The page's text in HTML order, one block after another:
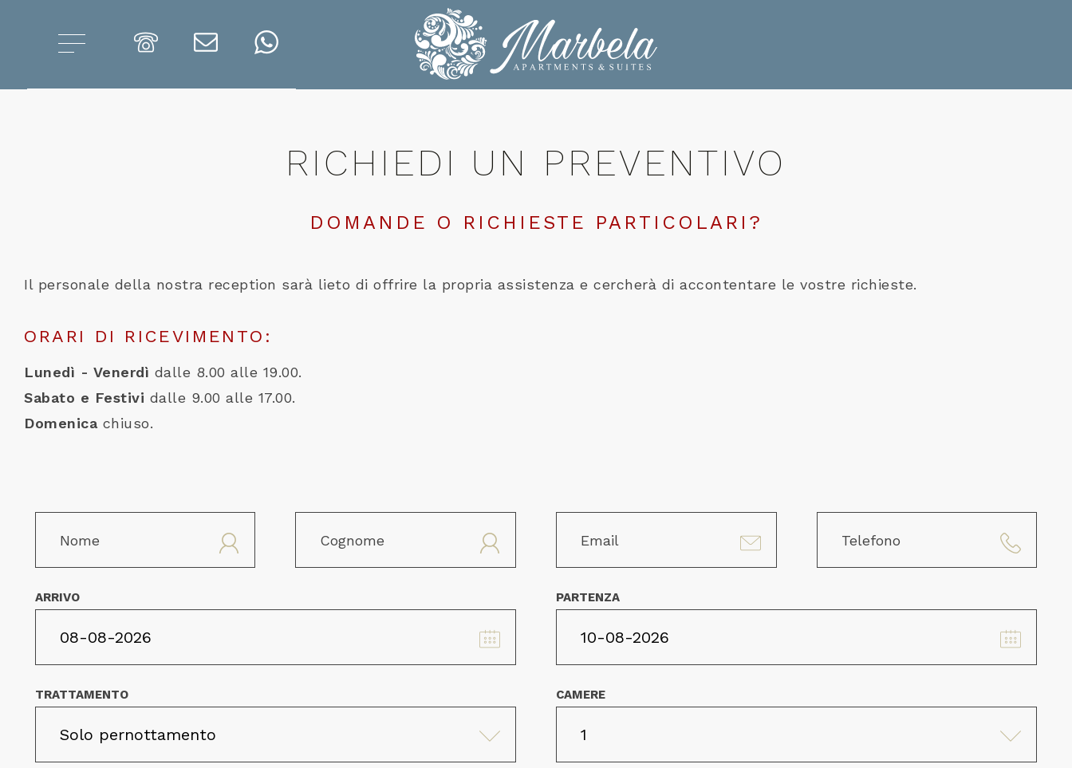
RICHIEDI UN PREVENTIVO
DOMANDE O RICHIESTE PARTICOLARI?
Il personale della nostra reception sarà lieto di offrire la propria assistenza e cercherà di accontentare le vostre richieste.
ORARI DI RICEVIMENTO:
Lunedì - Venerdì dalle 8.00 alle 19.00.
Sabato e Festivi dalle 9.00 alle 17.00.
Domenicachiuso.
ARRIVO PARTENZA
TRATTAMENTO CAMERE